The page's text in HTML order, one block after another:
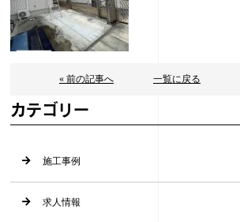
« 前の記事へ 一覧に戻る
カテゴリー
施工事例
求人情報